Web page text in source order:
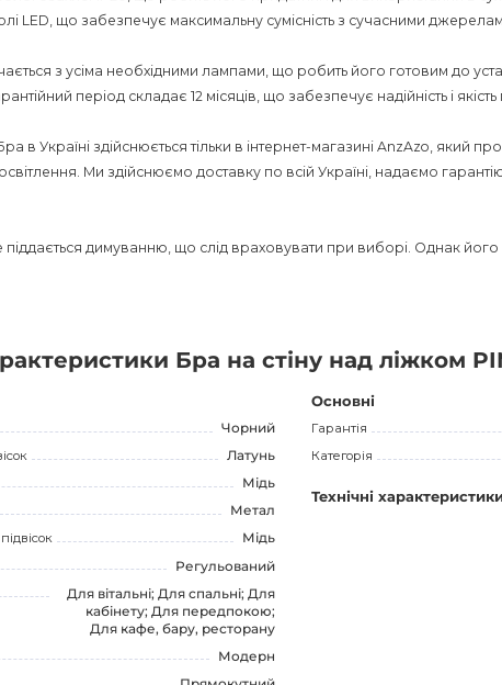
LED, що забезпечує максимальну сумісність з сучасними
з усіма необхідними лампами, що робить його готовим до
період складає 12 місяців, що забезпечує надійність і якість
в Україні здійснюється тільки в інтернет-магазині AnzAzo, який
Ми здійснюємо доставку по всій Україні, надаємо
піддається димуванню, що слід враховувати при виборі. Однак його
які прагнуть покращити своє життя і створити затишну
що опис продукту оптимізовано для пошукових систем,
Інформація про переваги, характеристики та використання
легко знайти і оцінити цей продукт.
Бра на стіну над ліжком
Чорний
Латунь
Мідь
Метал
Мідь
Регульований
Для вітальні; Для спальні; Для
кабінету; Для передпокою;
Для кафе, бару, ресторану
Модерн
Основні
Гарантія
Категорія
Технічні